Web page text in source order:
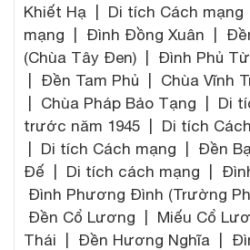
Khiết Hạ | Di tích Cách
mạng | Đình Đồng Xuân |
(Chùa Tây Đen) | Đình Phủ
| Đền Tam Phủ | Chùa Vĩnh
| Chùa Pháp Bảo Tạng | Di
trước năm 1945 | Di tích Cách
| Di tích Cách mạng | Đền
Đế | Di tích cách mạng |
Đình Phương Đình (Trường
Đền Cổ Lương | Miếu Cổ
Thái | Đền Hương Nghĩa |